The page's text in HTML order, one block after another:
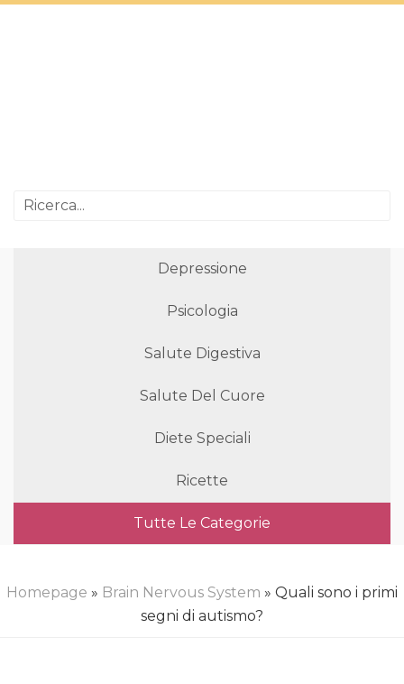
Depressione
Psicologia
Salute Digestiva
Salute Del Cuore
Diete Speciali
Ricette
Tutte Le Categorie
Homepage » Brain Nervous System » Quali sono i primi
segni di autismo?